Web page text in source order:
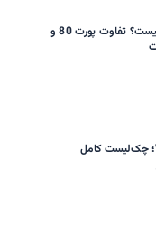
پورت HTTP و HTTPS چیست؟ تفاوت پورت 80 و
امنیت Windows Server؛ چک‌لیست کامل